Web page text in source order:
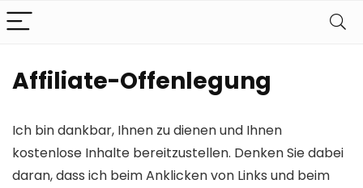
Affiliate-Offenlegung
Ich bin dankbar, Ihnen zu dienen und Ihnen
kostenlose Inhalte bereitzustellen. Denken Sie dabei
daran, dass ich beim Anklicken von Links und beim